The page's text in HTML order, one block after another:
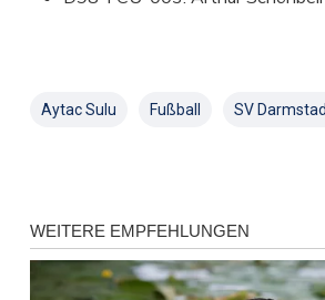
Aytac Sulu Fußball SV